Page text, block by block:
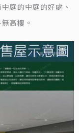
庭的中庭的好處、
高樓。